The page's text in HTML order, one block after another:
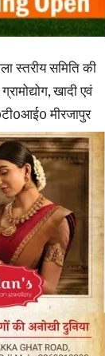
स्तरीय समिति की
खादी एवं
मीरजापुर